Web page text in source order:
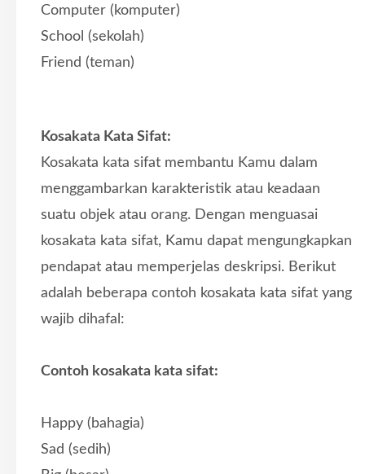
Computer (komputer)
School (sekolah)
Friend (teman)
Kosakata Kata Sifat:
Kosakata kata sifat membantu Kamu dalam
menggambarkan karakteristik atau keadaan
suatu objek atau orang. Dengan menguasai
kosakata kata sifat, Kamu dapat mengungkapkan
pendapat atau memperjelas deskripsi. Berikut
adalah beberapa contoh kosakata kata sifat yang
wajib dihafal:
Contoh kosakata kata sifat:
Happy (bahagia)
Sad (sedih)